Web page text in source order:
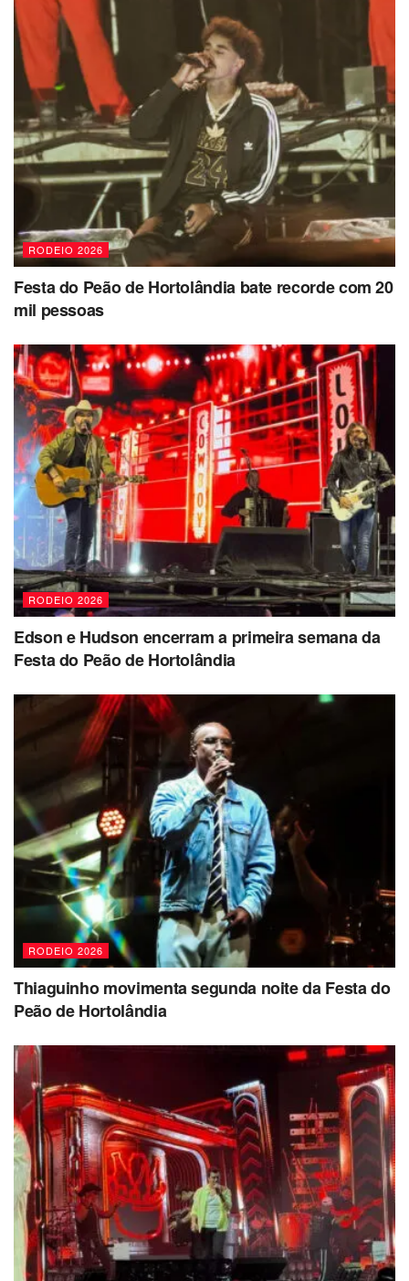
RODEIO 2026
Festa do Peão de Hortolândia bate recorde com 20
mil pessoas
RODEIO 2026
Edson e Hudson encerram a primeira semana da
Festa do Peão de Hortolândia
RODEIO 2026
Thiaguinho movimenta segunda noite da Festa do
Peão de Hortolândia